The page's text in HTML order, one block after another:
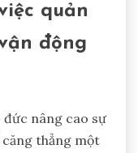
quản
động
nâng cao sự
thẳng một